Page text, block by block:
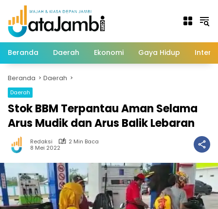
Langsung
konten
Beranda Daerah Ekonomi Gaya Hidup
Beranda Daerah
Daerah
Stok BBM Terpantau Aman Selama
Arus Mudik dan Arus Balik Lebaran
Redaksi
2 Min Baca
8 Mei 2022